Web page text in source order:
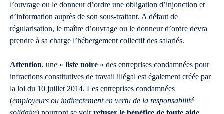
l’ouvrage ou le donneur d’ordre une obligation d’injonction et
d’information auprès de son sous-traitant. A défaut de
régularisation, le maître d’ouvrage ou le donneur d’ordre devra
prendre à sa charge l’hébergement collectif des salariés.
Attention, une « liste noire » des entreprises condamnées pour
infractions constitutives de travail illégal est également créée par
la loi du 10 juillet 2014. Les entreprises condamnées
(employeurs ou indirectement en vertu de la responsabilité
solidaire) pourront se voirrefuser le bénéfice de toute aide